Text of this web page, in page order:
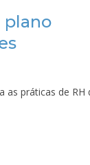
plano
as práticas de RH